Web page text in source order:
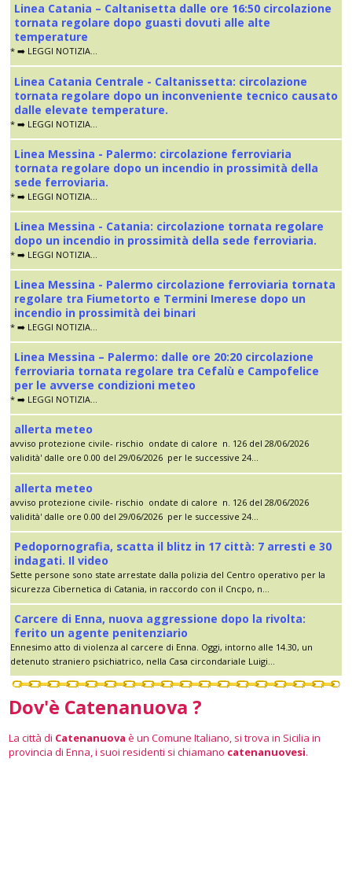
Linea Catania – Caltanisetta dalle ore 16:50 circolazione
tornata regolare dopo guasti dovuti alle alte
temperature
* ➡️ LEGGI NOTIZIA...
Linea Catania Centrale - Caltanissetta: circolazione
tornata regolare dopo un inconveniente tecnico causato
dalle elevate temperature.
* ➡️ LEGGI NOTIZIA...
Linea Messina - Palermo: circolazione ferroviaria
tornata regolare dopo un incendio in prossimità della
sede ferroviaria.
* ➡️ LEGGI NOTIZIA...
Linea Messina - Catania: circolazione tornata regolare
dopo un incendio in prossimità della sede ferroviaria.
* ➡️ LEGGI NOTIZIA...
Linea Messina - Palermo circolazione ferroviaria tornata
regolare tra Fiumetorto e Termini Imerese dopo un
incendio in prossimità dei binari
* ➡️ LEGGI NOTIZIA...
Linea Messina – Palermo: dalle ore 20:20 circolazione
ferroviaria tornata regolare tra Cefalù e Campofelice
per le avverse condizioni meteo
* ➡️ LEGGI NOTIZIA...
allerta meteo
avviso protezione civile- rischio ondate di calore n. 126 del 28/06/2026
validità' dalle ore 0.00 del 29/06/2026 per le successive 24...
allerta meteo
avviso protezione civile- rischio ondate di calore n. 126 del 28/06/2026
validità' dalle ore 0.00 del 29/06/2026 per le successive 24...
Pedopornografia, scatta il blitz in 17 città: 7 arresti e 30
indagati. Il video
Sette persone sono state arrestate dalla polizia del Centro operativo per la
sicurezza Cibernetica di Catania, in raccordo con il Cncpo, n...
Carcere di Enna, nuova aggressione dopo la rivolta:
ferito un agente penitenziario
Ennesimo atto di violenza al carcere di Enna. Oggi, intorno alle 14.30, un
detenuto straniero psichiatrico, nella Casa circondariale Luigi...
Dov'è Catenanuova ?
La città di Catenanuova è un Comune Italiano, si trova in Sicilia in
provincia di Enna, i suoi residenti si chiamano catenanuovesi.